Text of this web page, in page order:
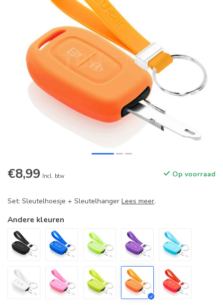
€8,99 Incl. btw Op voorraad
Set: Sleutelhoesje + Sleutelhanger Lees meer.
Andere kleuren